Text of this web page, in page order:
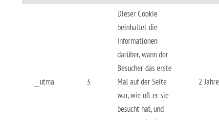
__utma 3
Dieser Cookie
beinhaltet die
Informationen
darüber, wann der
Besucher das erste
Mal auf der Seite
war, wie oft er sie
besucht hat, und
2 Jahre